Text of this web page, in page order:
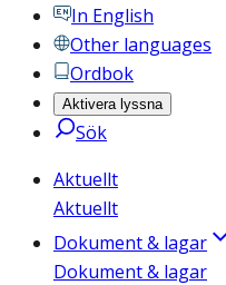
In English
Other languages
Ordbok
Aktivera lyssna
Sök
Aktuellt
Aktuellt
Dokument & lagar
Dokument & lagar